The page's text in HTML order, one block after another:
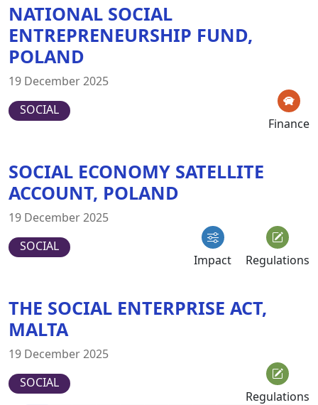
NATIONAL SOCIAL
ENTREPRENEURSHIP FUND,
POLAND
19 December 2025
SOCIAL
Finance
SOCIAL ECONOMY SATELLITE
ACCOUNT, POLAND
19 December 2025
SOCIAL
Impact
Regulations
THE SOCIAL ENTERPRISE ACT,
MALTA
19 December 2025
SOCIAL
Regulations